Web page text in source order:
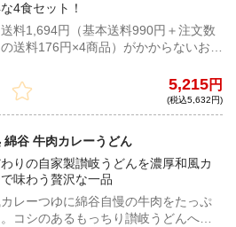
4食セット！
料1,694円（基本送料990円＋注文数
送料176円×4商品）がかからないお得
さい。(本セットを購入される際、別の
もご一緒に注文いただくと、そちらの
同様に送料無料となります。)
5,215円
(税込5,632円)
綿谷 牛肉カレーうどん
りの自家製讃岐うどんを濃厚和風カ
味わう贅沢な一品
レーつゆに綿谷自慢の牛肉をたっぷ
コシのあるもっちり讃岐うどんへ豪